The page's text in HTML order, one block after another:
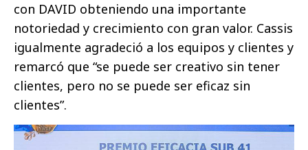
con DAVID obteniendo una importante
notoriedad y crecimiento con gran valor. Cassis
igualmente agradeció a los equipos y clientes y
remarcó que “se puede ser creativo sin tener
clientes, pero no se puede ser eficaz sin
clientes”.